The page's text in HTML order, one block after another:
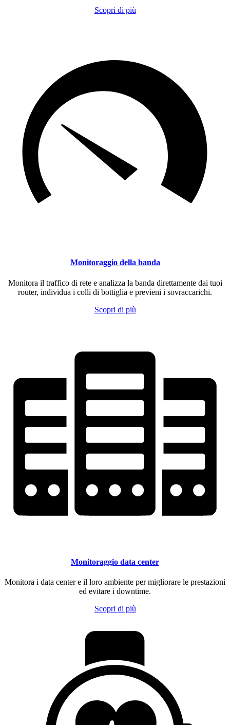
Scopri di più
Monitoraggio della banda
Monitora il traffico di rete e analizza la banda direttamente dai tuoi
router, individua i colli di bottiglia e previeni i sovraccarichi.
Scopri di più
Monitoraggio data center
Monitora i data center e il loro ambiente per migliorare le prestazioni
ed evitare i downtime.
Scopri di più